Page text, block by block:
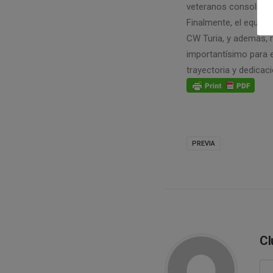
veteranos
Finalmente, el
CW Turia, y
importantísimo para
trayectoria y
PREVIA